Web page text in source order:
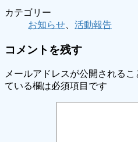
カテゴリー
お知らせ
活動報告
コメントを残す
メールアドレスが公開されるこ
ている欄は必須項目です